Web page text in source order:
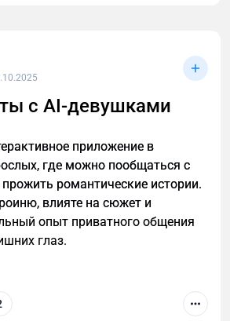
с AI-девушками
приложение в
где можно пообщаться с
романтические истории.
влияте на сюжет и
опыт приватного общения
глаз.